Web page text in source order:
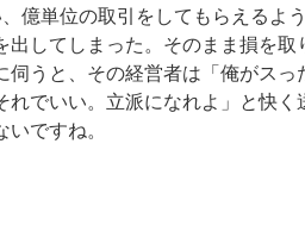
億単位の取引をしてもらえるよう
してしまった。そのまま損を取
うと、その経営者は「俺がスっ
でいい。立派になれよ」と快く
ですね。